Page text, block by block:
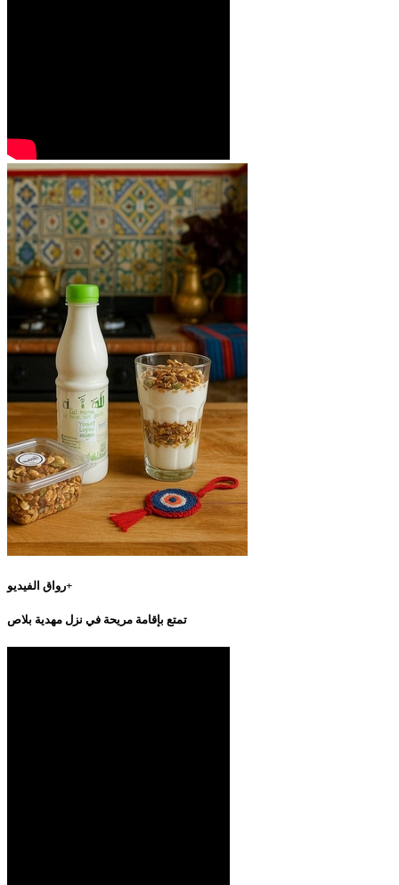
رواق الفيديو+
تمتع بإقامة مريحة في نزل مهدية بلاص